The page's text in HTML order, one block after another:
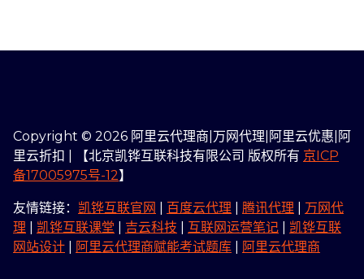
Copyright © 2026 阿里云代理商|万网代理|阿里云优惠|阿
里云折扣 | 【北京凯铧互联科技有限公司 版权所有 京ICP
备17005975号-12】
友情链接： 凯铧互联官网 百度云代理 腾讯代理
万网代
理
凯铧互联课堂 吉云科技 互联网运营笔记
凯铧互联
网站设计
阿里云代理商赋能考试题库 阿里云代理商